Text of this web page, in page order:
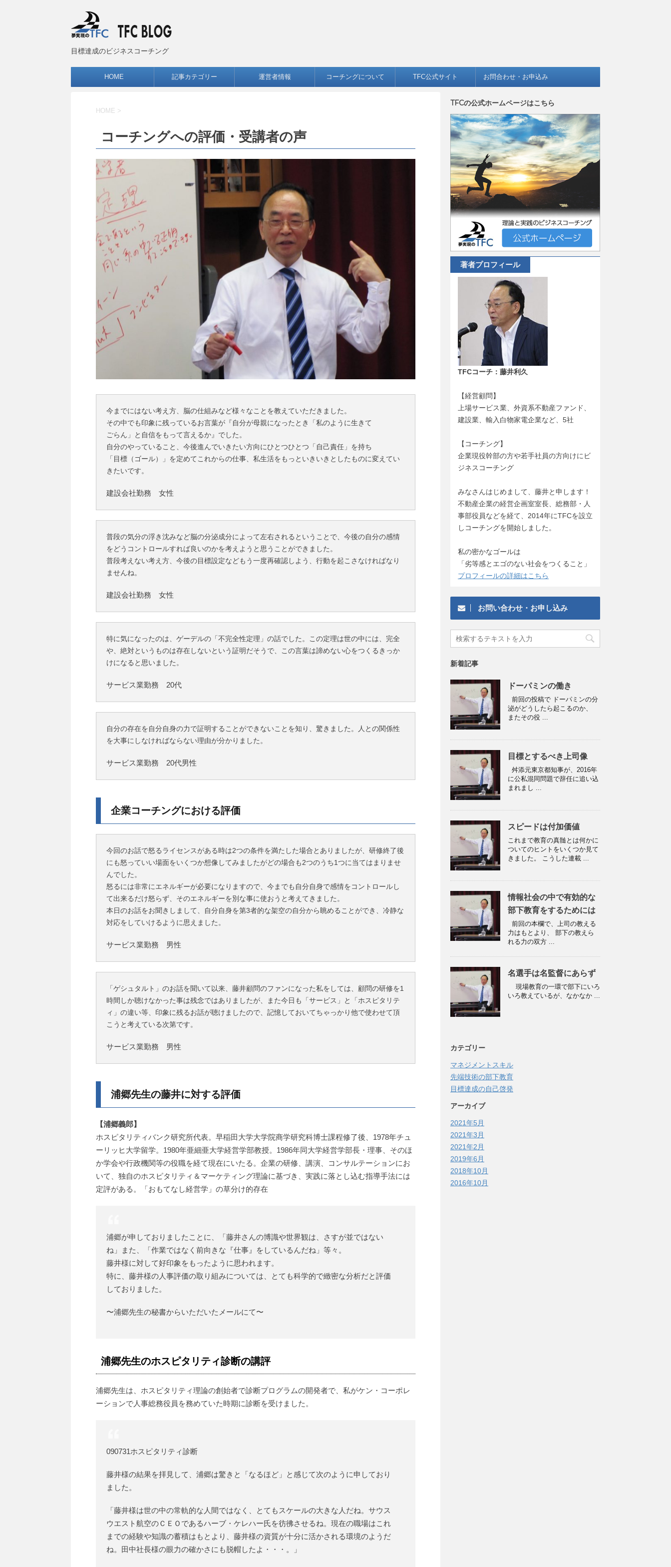
目標達成のビジネスコーチング
HOME 記事カテゴリー 運営者情報 コーチングについて TFC公式サイト お問合わせ・お申込み
HOME >
コーチングへの評価・受講者の声
今までにはない考え方、脳の仕組みなど様々なことを教えていただきました。
その中でも印象に残っているお言葉が『自分が母親になったとき「私のように生きて
ごらん」と自信をもって言えるか』でした。
自分のやっていること、今後進んでいきたい方向にひとつひとつ「自己責任」を持ち
「目標（ゴール）」を定めてこれからの仕事、私生活をもっといきいきとしたものに変えてい
きたいです。
建設会社勤務 女性
普段の気分の浮き沈みなど脳の分泌成分によって左右されるということで、今後の自分の感情
をどうコントロールすれば良いのかを考えようと思うことができました。
普段考えない考え方、今後の目標設定などもう一度再確認しよう、行動を起こさなければなり
ませんね。
建設会社勤務 女性
特に気になったのは、ゲーデルの「不完全性定理」の話でした。この定理は世の中には、完全
や、絶対というものは存在しないという証明だそうで、この言葉は諦めない心をつくるきっか
けになると思いました。
サービス業勤務 20代
自分の存在を自分自身の力で証明することができないことを知り、驚きました。人との関係性
を大事にしなければならない理由が分かりました。
サービス業勤務 20代男性
企業コーチングにおける評価
今回のお話で怒るライセンスがある時は2つの条件を満たした場合とありましたが、研修終了後
にも怒っていい場面をいくつか想像してみましたがどの場合も2つのうち1つに当てはまりませ
んでした。
怒るには非常にエネルギーが必要になりますので、今までも自分自身で感情をコントロールし
て出来るだけ怒らず、そのエネルギーを別な事に使おうと考えてきました。
本日のお話をお聞きしまして、自分自身を第3者的な架空の自分から眺めることができ、冷静な
対応をしていけるように思えました。
サービス業勤務 男性
「ゲシュタルト」のお話を聞いて以来、藤井顧問のファンになった私をしては、顧問の研修を1
時間しか聴けなかった事は残念ではありましたが、また今日も「サービス」と「ホスピタリテ
ィ」の違い等、印象に残るお話が聴けましたので、記憶しておいてちゃっかり他で使わせて頂
こうと考えている次第です。
サービス業勤務 男性
浦郷先生の藤井に対する評価
【浦郷義郎】
ホスピタリティバンク研究所代表。早稲田大学大学院商学研究科博士課程修了後、1978年チュ
ーリッヒ大学留学。1980年亜細亜大学経営学部教授。1986年同大学経営学部長・理事、そのほ
か学会や行政機関等の役職を経て現在にいたる。企業の研修、講演、コンサルテーションにお
いて、独自のホスピタリティ＆マーケティング理論に基づき、実践に落とし込む指導手法には
定評がある。「おもてなし経営学」の草分け的存在
浦郷が申しておりましたことに、「藤井さんの博識や世界観は、さすが並ではない
ね」また、「作業ではなく前向きな『仕事』をしているんだね」等々。
藤井様に対して好印象をもったように思われます。
特に、藤井様の人事評価の取り組みについては、とても科学的で緻密な分析だと評価
しておりました。
〜浦郷先生の秘書からいただいたメールにて〜
浦郷先生のホスピタリティ診断の講評
浦郷先生は、ホスピタリティ理論の創始者で診断プログラムの開発者で、私がケン・コーポレ
ーションで人事総務役員を務めていた時期に診断を受けました。
090731ホスピタリティ診断
藤井様の結果を拝見して、浦郷は驚きと「なるほど」と感じて次のように申しており
ました。
「藤井様は世の中の常軌的な人間ではなく、とてもスケールの大きな人だね。サウス
ウエスト航空のＣＥＯであるハーブ・ケレハー氏を彷彿させるね。現在の職場はこれ
までの経験や知識の蓄積はもとより、藤井様の資質が十分に活かされる環境のようだ
ね。田中社長様の眼力の確かさにも脱帽したよ・・・。」
TFCの公式ホームページはこちら
著者プロフィール
TFCコーチ：藤井利久
【経営顧問】
上場サービス業、外資系不動産ファンド、
建設業、輸入白物家電企業など、5社
【コーチング】
企業現役幹部の方や若手社員の方向けにビ
ジネスコーチング
みなさんはじめまして、藤井と申します！
不動産企業の経営企画室室長、総務部・人
事部役員などを経て、2014年にTFCを設立
しコーチングを開始しました。
私の密かなゴールは
「劣等感とエゴのない社会をつくること」
プロフィールの詳細はこちら
お問い合わせ・お申し込み
新着記事
ドーパミンの働き
前回の投稿で ドーパミンの分
泌がどうしたら起こるのか、
またその役 ...
目標とするべき上司像
舛添元東京都知事が、2016年
に公私混同問題で辞任に追い込
まれまし ...
スピードは付加価値
これまで教育の真髄とは何かに
ついてのヒントをいくつか見て
きました。 こうした連載 ...
情報社会の中で有効的な
部下教育をするためには
前回の本欄で、上司の教える
力はもとより、 部下の教えら
れる力の双方 ...
名選手は名監督にあらず
現場教育の一環で部下にいろ
いろ教えているが、なかなか ...
カテゴリー
マネジメントスキル
先端技術の部下教育
目標達成の自己啓発
アーカイブ
2021年5月
2021年3月
2021年2月
2019年6月
2018年10月
2016年10月